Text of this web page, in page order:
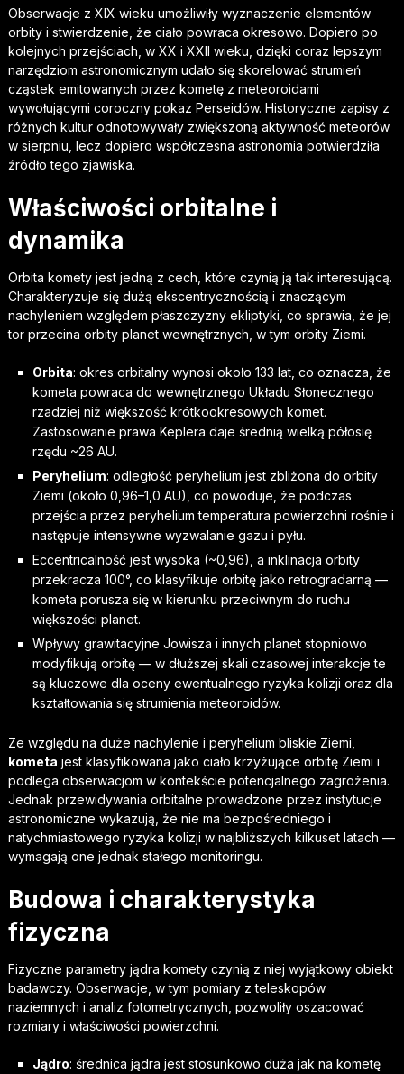
Obserwacje z XIX wieku umożliwiły wyznaczenie elementów
orbity i stwierdzenie, że ciało powraca okresowo. Dopiero po
kolejnych przejściach, w XX i XXII wieku, dzięki coraz lepszym
narzędziom astronomicznym udało się skorelować strumień
cząstek emitowanych przez kometę z meteoroidami
wywołującymi coroczny pokaz Perseidów. Historyczne zapisy z
różnych kultur odnotowywały zwiększoną aktywność meteorów
w sierpniu, lecz dopiero współczesna astronomia potwierdziła
źródło tego zjawiska.
Właściwości orbitalne i
dynamika
Orbita komety jest jedną z cech, które czynią ją tak interesującą.
Charakteryzuje się dużą ekscentrycznością i znaczącym
nachyleniem względem płaszczyzny ekliptyki, co sprawia, że jej
tor przecina orbity planet wewnętrznych, w tym orbity Ziemi.
Orbita: okres orbitalny wynosi około 133 lat, co oznacza, że
kometa powraca do wewnętrznego Układu Słonecznego
rzadziej niż większość krótkookresowych komet.
Zastosowanie prawa Keplera daje średnią wielką półosię
rzędu ~26 AU.
Peryhelium: odległość peryhelium jest zbliżona do orbity
Ziemi (około 0,96–1,0 AU), co powoduje, że podczas
przejścia przez peryhelium temperatura powierzchni rośnie i
następuje intensywne wyzwalanie gazu i pyłu.
Eccentricalność jest wysoka (~0,96), a inklinacja orbity
przekracza 100°, co klasyfikuje orbitę jako retrogradarną —
kometa porusza się w kierunku przeciwnym do ruchu
większości planet.
Wpływy grawitacyjne Jowisza i innych planet stopniowo
modyfikują orbitę — w dłuższej skali czasowej interakcje te
są kluczowe dla oceny ewentualnego ryzyka kolizji oraz dla
kształtowania się strumienia meteoroidów.
Ze względu na duże nachylenie i peryhelium bliskie Ziemi,
kometa jest klasyfikowana jako ciało krzyżujące orbitę Ziemi i
podlega obserwacjom w kontekście potencjalnego zagrożenia.
Jednak przewidywania orbitalne prowadzone przez instytucje
astronomiczne wykazują, że nie ma bezpośredniego i
natychmiastowego ryzyka kolizji w najbliższych kilkuset latach —
wymagają one jednak stałego monitoringu.
Budowa i charakterystyka
fizyczna
Fizyczne parametry jądra komety czynią z niej wyjątkowy obiekt
badawczy. Obserwacje, w tym pomiary z teleskopów
naziemnych i analiz fotometrycznych, pozwoliły oszacować
rozmiary i właściwości powierzchni.
Jądro: średnica jądra jest stosunkowo duża jak na kometę